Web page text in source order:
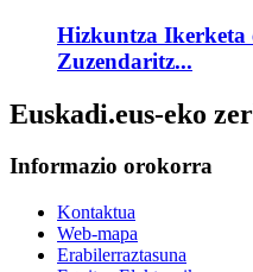
Hizkuntza
Zuzendaritz...
Euskadi.eus-eko
Informazio orokorra
Kontaktua
Web-mapa
Erabilerraztasuna